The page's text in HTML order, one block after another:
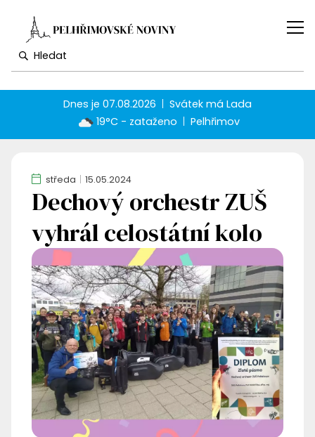
Dnes je07.08.2026 Svátek má Lada
19°C - zataženo
Pelhřimov
středa 15.05.2024
Dechový orchestr ZUŠ
vyhrál celostátní kolo